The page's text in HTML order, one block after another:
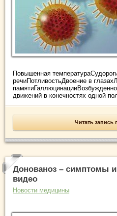
Повышенная
речиПотливостьДвоение в
движений в конечностях одной
Читать запись
Донованоз – симптомы
видео
Новости медицины